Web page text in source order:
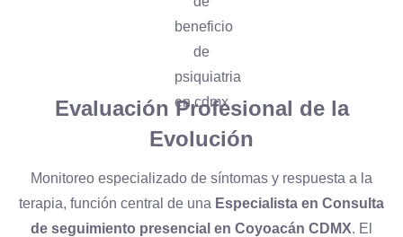
Evaluación Profesional de la
Evolución
Monitoreo especializado de síntomas y respuesta a la
terapia, función central de una Especialista en Consulta
de seguimiento presencial en Coyoacán CDMX. El